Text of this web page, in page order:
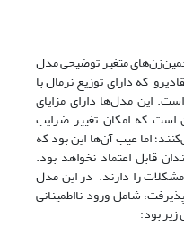
متغیر توضیحی مدل
که دارای توزیع نرمال با
این مدل‌ها دارای مزایای
است که امکان تغییر ضرایب
اما عیب آن‌ها این بود که
قابل ‌اعتماد نخواهد بود.
را دارند. در این مدل
صورت پذیرفت، شامل ورود نااطمینانی
بود: